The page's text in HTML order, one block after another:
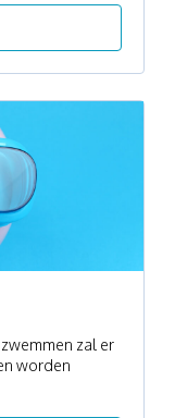
zal er
worden